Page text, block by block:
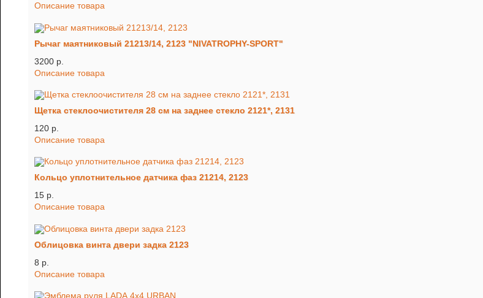
Описание товара
Рычаг маятниковый 21213/14, 2123 "NIVATROPHY-SPORT"
3200 p.
Описание товара
Щетка стеклоочистителя 28 см на заднее стекло 2121*, 2131
120 p.
Описание товара
Кольцо уплотнительное датчика фаз 21214, 2123
15 p.
Описание товара
Облицовка винта двери задка 2123
8 p.
Описание товара